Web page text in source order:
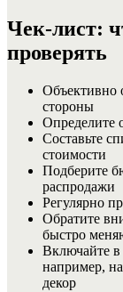
Чек-лист:
проверять
Объективно
стороны
Определите
Составьте
стоимости
Подберите
распродажи
Регулярно
Обратите
быстро
Включайте
например,
декор